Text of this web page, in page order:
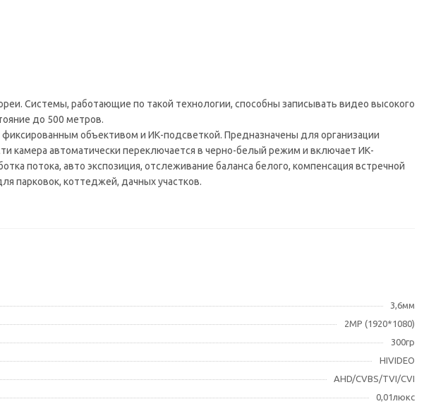
Системы, работающие по такой технологии, способны записывать видео высокого
до 500 метров.
объективом и ИК-подсветкой. Предназначены для организации
камера автоматически переключается в черно-белый режим и включает ИК-
потока, авто экспозиция, отслеживание баланса белого, компенсация встречной
парковок, коттеджей, дачных участков.
3,6мм
2МР (1920*1080)
300гр
HIVIDEO
AHD/CVBS/TVI/CVI
0,01люкс